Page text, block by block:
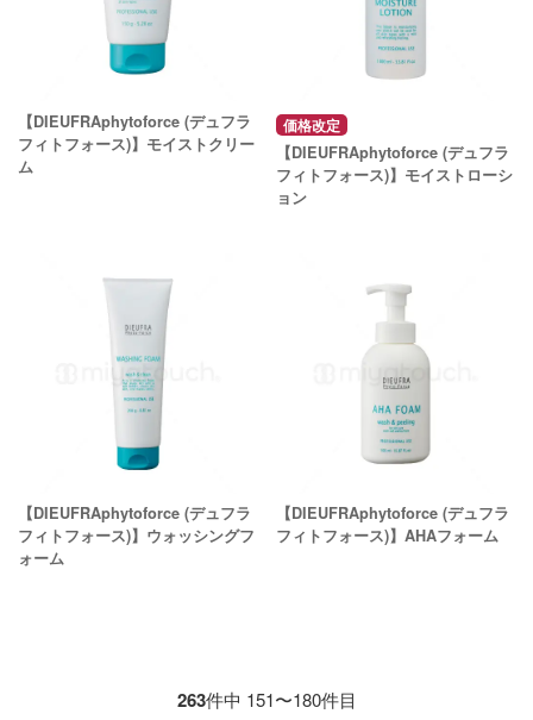
【DIEUFRAphytoforce (デュフラ
フィトフォース)】モイストクリー
ム
価格改定
【DIEUFRAphytoforce (デュフラ
フィトフォース)】モイストローシ
ョン
【DIEUFRAphytoforce (デュフラ
フィトフォース)】ウォッシングフ
ォーム
【DIEUFRAphytoforce (デュフラ
フィトフォース)】AHAフォーム
263件中 151〜180件目